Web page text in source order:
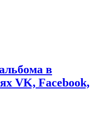
в
VK, Facebook,